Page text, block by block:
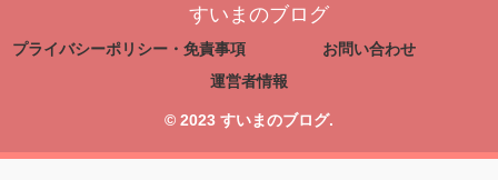
すいまのブログ
プライバシーポリシー・免責事項
お問い合わせ
運営者情報
© 2023 すいまのブログ.